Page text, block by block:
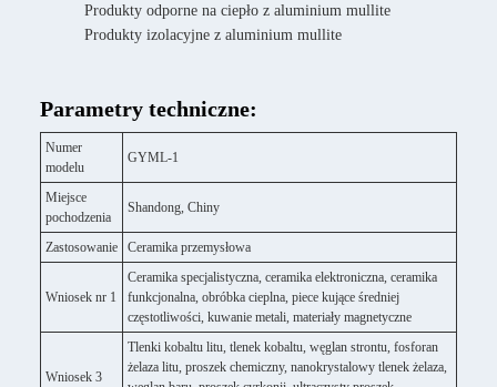
Produkty odporne na ciepło z aluminium mullite
Produkty izolacyjne z aluminium mullite
Parametry techniczne:
Numer
modelu
GYML-1
Miejsce
pochodzenia
Shandong, Chiny
Zastosowanie Ceramika przemysłowa
Wniosek nr 1
Ceramika specjalistyczna, ceramika elektroniczna, ceramika
funkcjonalna, obróbka cieplna, piece kujące średniej
częstotliwości, kuwanie metali, materiały magnetyczne
Wniosek 3
Tlenki kobaltu litu, tlenek kobaltu, węglan strontu, fosforan
żelaza litu, proszek chemiczny, nanokrystalowy tlenek żelaza,